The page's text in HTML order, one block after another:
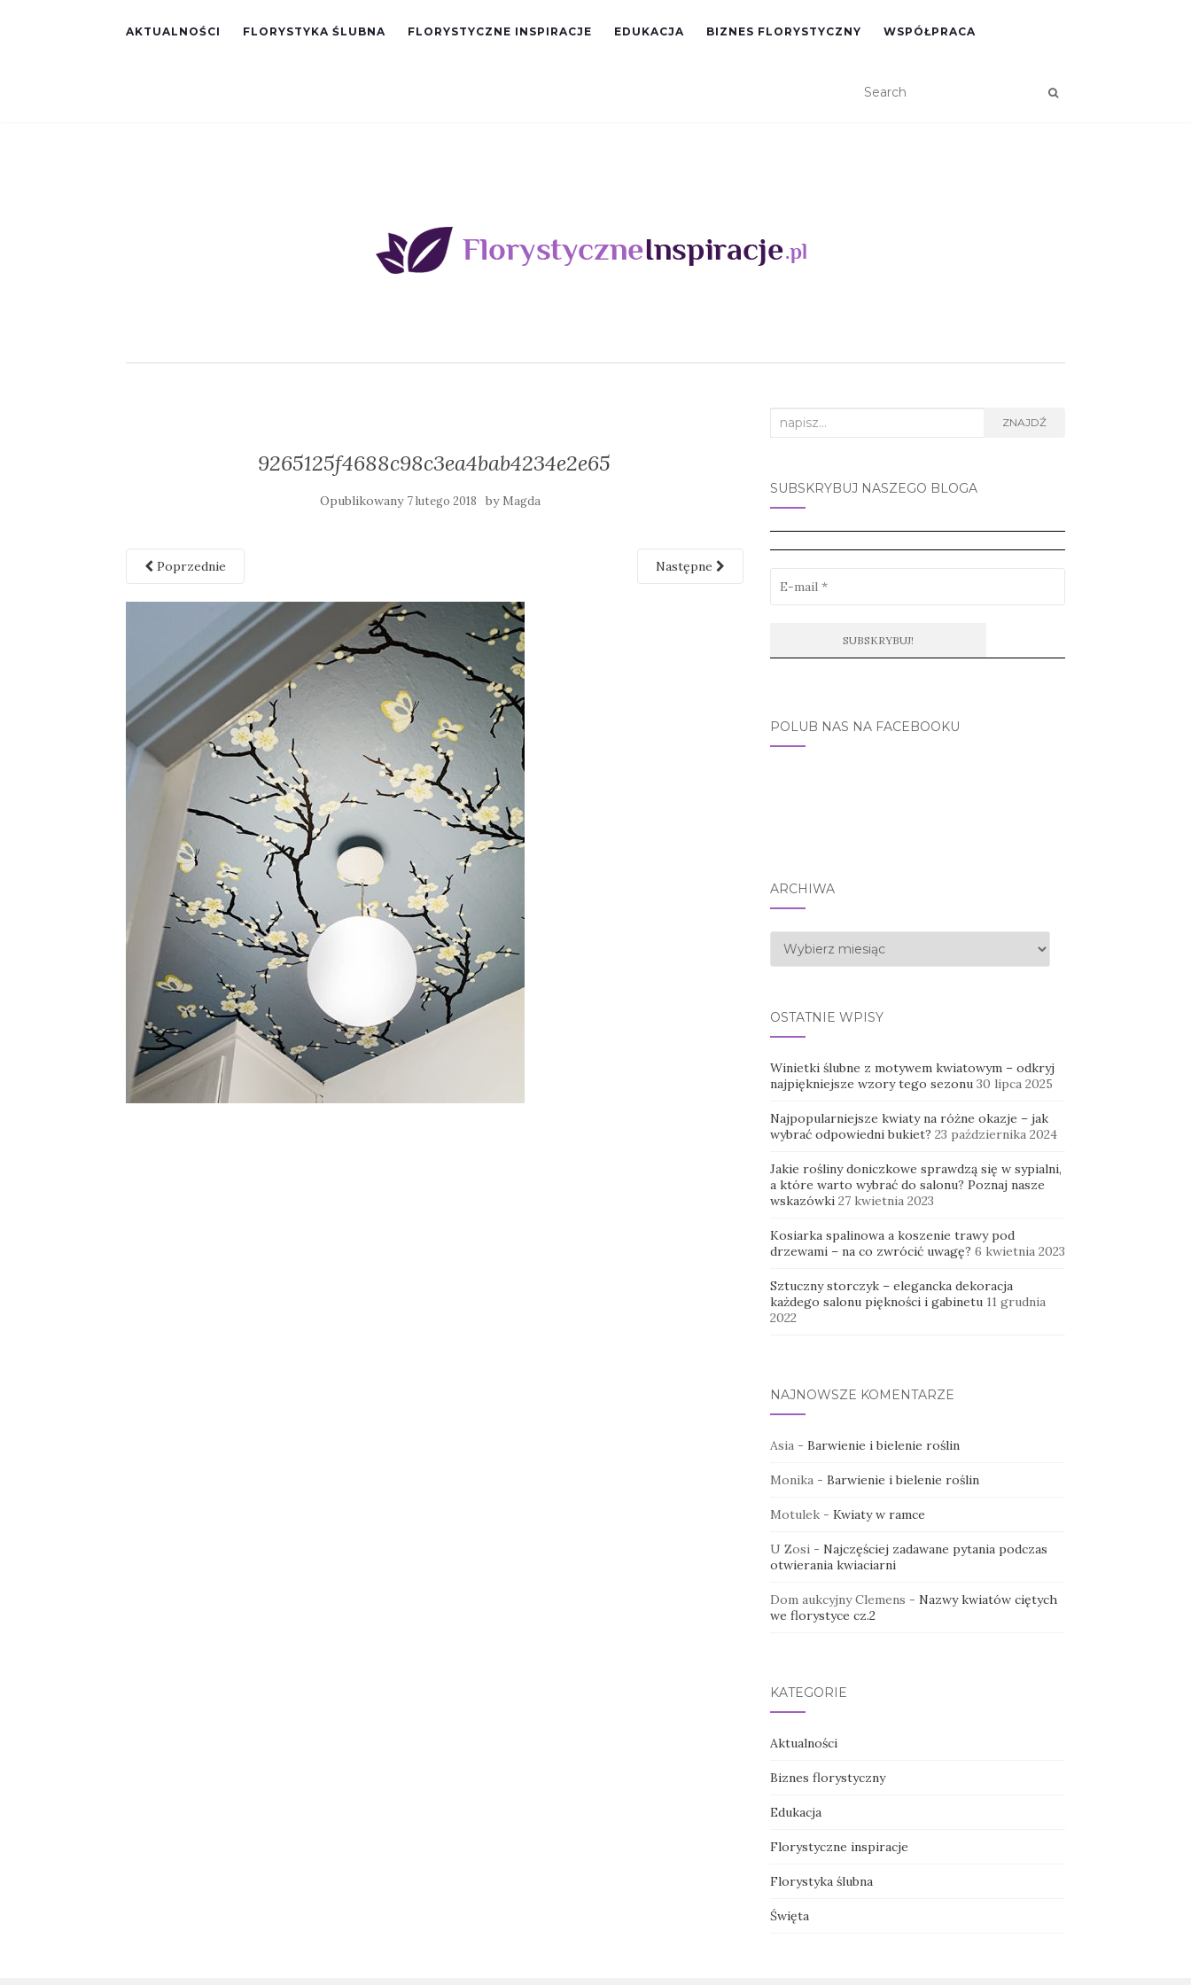
AKTUALNOŚCI FLORYSTYKA ŚLUBNA FLORYSTYCZNE INSPIRACJE EDUKACJA BIZNES FLORYSTYCZNY WSPÓŁPRACA
9265125f4688c98c3ea4bab4234e2e65
Opublikowany 7 lutego 2018 by Magda
Poprzednie Następne
Search
ZNAJDŹ
SUBSKRYBUJ NASZEGO BLOGA
POLUB NAS NA FACEBOOKU
ARCHIWA
Archiwa
OSTATNIE WPISY
Winietki ślubne z motywem kwiatowym – odkryj
najpiękniejsze wzory tego sezonu 30 lipca 2025
Najpopularniejsze kwiaty na różne okazje – jak
wybrać odpowiedni bukiet? 23 października 2024
Jakie rośliny doniczkowe sprawdzą się w sypialni,
a które warto wybrać do salonu? Poznaj nasze
wskazówki 27 kwietnia 2023
Kosiarka spalinowa a koszenie trawy pod
drzewami – na co zwrócić uwagę? 6 kwietnia 2023
Sztuczny storczyk – elegancka dekoracja
każdego salonu piękności i gabinetu 11 grudnia
2022
NAJNOWSZE KOMENTARZE
Asia- Barwienie i bielenie roślin
Monika- Barwienie i bielenie roślin
Motulek- Kwiaty w ramce
U Zosi- Najczęściej zadawane pytania podczas
otwierania kwiaciarni
Dom aukcyjny Clemens - Nazwy kwiatów ciętych
we florystyce cz.2
KATEGORIE
Aktualności
Biznes florystyczny
Edukacja
Florystyczne inspiracje
Florystyka ślubna
Święta